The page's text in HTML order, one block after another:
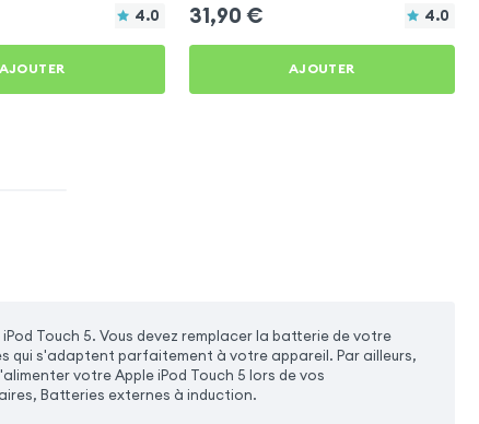
4.0
AJOUTER
31,90 € 4.0
AJOUTER
Touch 5. Vous devez remplacer la batterie de votre
qui s'adaptent parfaitement à votre appareil. Par ailleurs,
votre Apple iPod Touch 5 lors de vos
Batteries externes à induction.